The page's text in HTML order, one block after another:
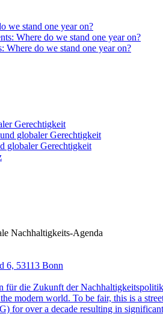
we stand one year on?
Where do we stand one year on?
Gerechtigkeit
globaler Gerechtigkeit
Nachhaltigkeits-Agenda
6, 53113 Bonn
für die Zukunft der Nachhaltigkeitspolitik